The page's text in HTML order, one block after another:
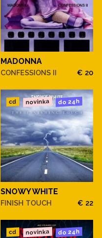
MADONNA
CONFESSIONS II € 20
cd novinka do 24h
SNOWY WHITE
FINISH TOUCH € 22
cd novinka do 24h